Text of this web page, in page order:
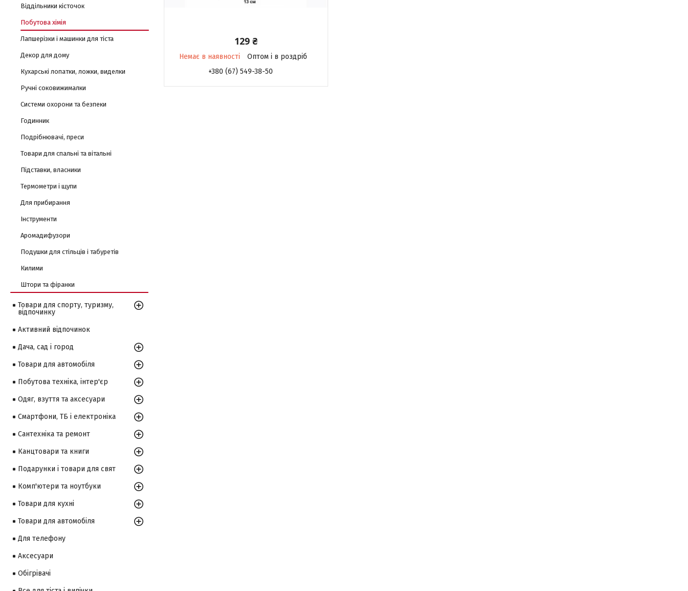
129 ₴
Немає в наявності
Оптом і в роздріб
+380 (67) 549-38-50
Віддільники кісточок
Побутова хімія
Лапшерізки і машинки для тіста
Декор для дому
Кухарські лопатки, ложки, виделки
Ручні соковижималки
Системи охорони та безпеки
Годинник
Подрібнювачі, преси
Товари для спальні та вітальні
Підставки, власники
Термометри і щупи
Для прибирання
Інструменти
Аромадифузори
Подушки для стільців і табуретів
Килими
Штори та фіранки
Товари для спорту, туризму,
відпочинку
Активний відпочинок
Дача, сад і город
Товари для автомобіля
Побутова техніка, інтер'єр
Одяг, взуття та аксесуари
Смартфони, ТБ і електроніка
Сантехніка та ремонт
Канцтовари та книги
Подарунки і товари для свят
Комп'ютери та ноутбуки
Товари для кухні
Товари для автомобіля
Для телефону
Аксесуари
Обігрівачі